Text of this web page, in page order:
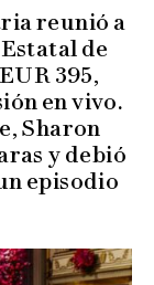
reunió a
de
395,
en vivo.
Sharon
y debió
episodio